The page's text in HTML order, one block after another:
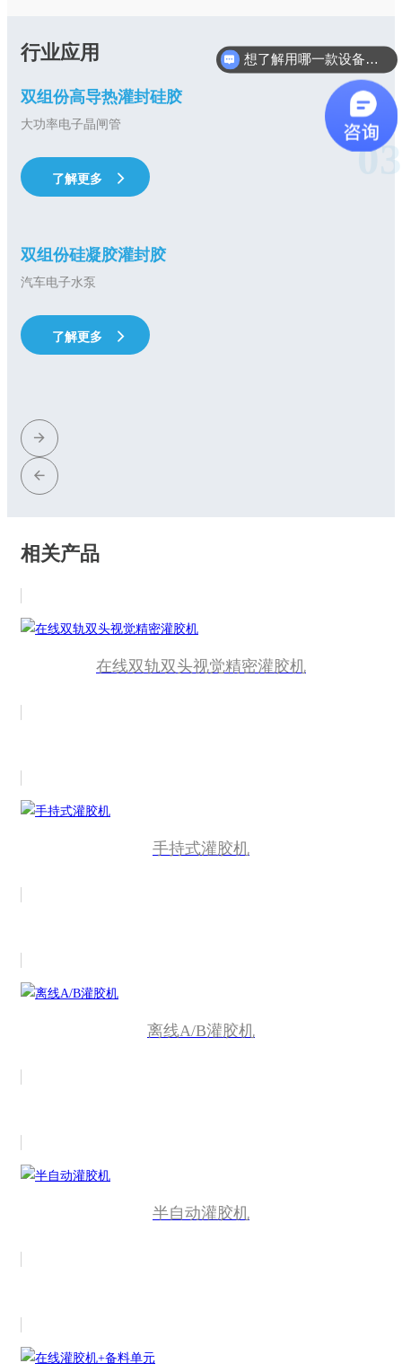
行业应用
03
双组份高导热灌封硅胶
大功率电子晶闸管
了解更多
双组份硅凝胶灌封胶
汽车电子水泵
了解更多
相关产品
在线双轨双头视觉精密灌胶机
手持式灌胶机
离线A/B灌胶机
半自动灌胶机
想了解用哪一款设备合适？